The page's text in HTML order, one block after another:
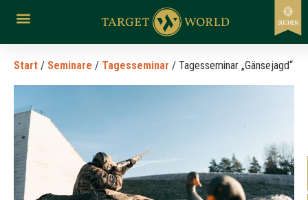
Start / Seminare / Tagesseminar / Tagesseminar „Gänsejagd“